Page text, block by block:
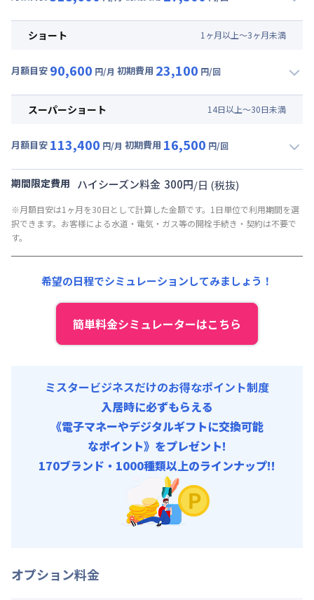
その他費用 :
初期費用
月額賃料目安(30日利用)
光熱費他 : 231,000円/月 (7,700円/日) (税抜)
その他費用 :
初期費用
ショート 1 ヶ月以上～3ヶ月未満
月額目安 90,600 円/月 初期費用 23,100 円/回
月額賃料目安(30日利用)
光熱費他 : 21,000円/月 (700円/日) (税抜)
その他費用 :
初期費用
契約事務手数料 : 3,000円/回 (税抜)
スーパーショート 14日以上～30日未満
月額目安 113,400 円/月 初期費用 16,500 円/回
月額賃料目安(30日利用)
光熱費他 : 21,000円/月 (700円/日) (税抜)
清掃料他 :
その他費用 :
初期費用
契約事務手数料 : 3,000円/回 (税抜)
期間限定費用 ハイシーズン料金 300円/日 (税抜)
※月額目安は1ヶ月を30日として計算した金額です。1日単位で利用期間を選
択できます。お客様による水道・電気・ガス等の開栓手続き・契約は不要で
す。
希望の日程でシミュレーションしてみましょう！
簡単料金シミュレーターはこちら
ミスタービジネスだけのお得なポイント制度
入居時に必ずもらえる
《電子マネーやデジタルギフトに交換可能
なポイント》をプレゼント!
170ブランド・1000種類以上のラインナップ!!
オプション料金